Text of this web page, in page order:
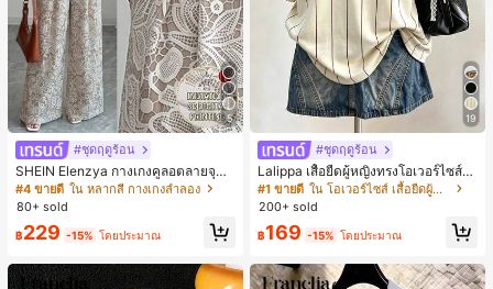
5
#ชุดฤดูร้อน
SHEIN Elenzya กางเกงคูลอตลายจุดเ
อวสูงแบบใหม่สำหรับฤดูใบไม้ผลิ/ฤดูร้อ
น, สไตล์หรูหราเหมาะสำหรับใส่ในชีวิต
ประจำวันและทำงาน, ให้ความรู้สึกวินเ
ทจสำหรับฤดูรับปริญญา, เทศกาลดนตร
ี, การแข่งม้าดาร์บี้, วันประกาศอิสรภาพ
#4 ขายดี ใน หลากสี กางเกงลำลอง
80+ sold
฿229 -15% โดยประมาณ
19
#ชุดฤดูร้อน
Lalippa เสื้อยืดผู้หญิงทรงโอเวอร์ไซส์ค
วามยาวกลาง คอกลม ไหล่ตก ลายพิมพ์
ตัวอักษรและลายทางแนวตั้ง สไตล์แฟชั่
นมินิมอล ของขวัญให้เพื่อน
#1 ขายดี
ใน โอเวอร์ไซส์ เสื้อยืดผู้หญิง
200+ sold
฿169 -15% โดยประมาณ